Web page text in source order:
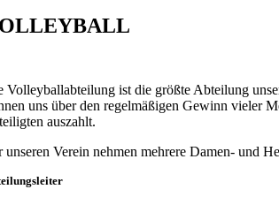
Volleyballabteilung ist die größte Abteilung
uns über den regelmäßigen Gewinn vieler
auszahlt.
unseren Verein nehmen mehrere Damen- und